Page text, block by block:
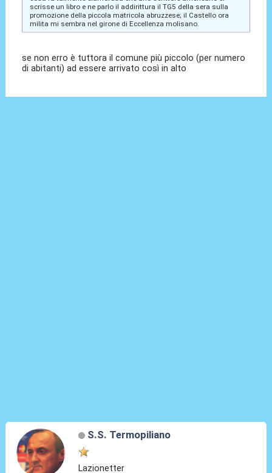
scrisse un libro e ne parlo il addirittura il TG5 della sera sulla
promozione della piccola matricola abruzzese; il Castello ora
milita mi sembra nel girone di Eccellenza molisano.
se non erro è tuttora il comune più piccolo (per numero
di abitanti) ad essere arrivato così in alto
S.S. Termopiliano
Lazionetter